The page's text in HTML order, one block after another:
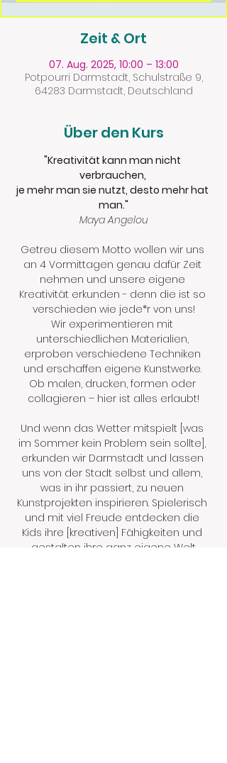
Zeit & Ort
07. Aug. 2025, 10:00 – 13:00
Potpourri Darmstadt, Schulstraße 9,
64283 Darmstadt, Deutschland
Über den Kurs
"Kreativität kann man nicht
verbrauchen,
je mehr man sie nutzt, desto mehr hat
man."
Maya Angelou
Getreu diesem Motto wollen wir uns
an 4 Vormittagen genau dafür Zeit
nehmen und unsere eigene
Kreativität erkunden - denn die ist so
verschieden wie jede*r von uns!
Wir experimentieren mit
unterschiedlichen Materialien,
erproben verschiedene Techniken
und erschaffen eigene Kunstwerke.
Ob malen, drucken, formen oder
collagieren – hier ist alles erlaubt!
Und wenn das Wetter mitspielt [was
im Sommer kein Problem sein sollte],
erkunden wir Darmstadt und lassen
uns von der Stadt selbst und allem,
was in ihr passiert, zu neuen
Kunstprojekten inspirieren. Spielerisch
und mit viel Freude entdecken die
Kids ihre [kreativen] Fähigkeiten und
gestalten ihre ganz eigene Welt.